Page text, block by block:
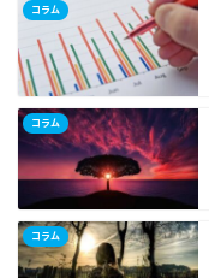
コラム
コラム
コラム